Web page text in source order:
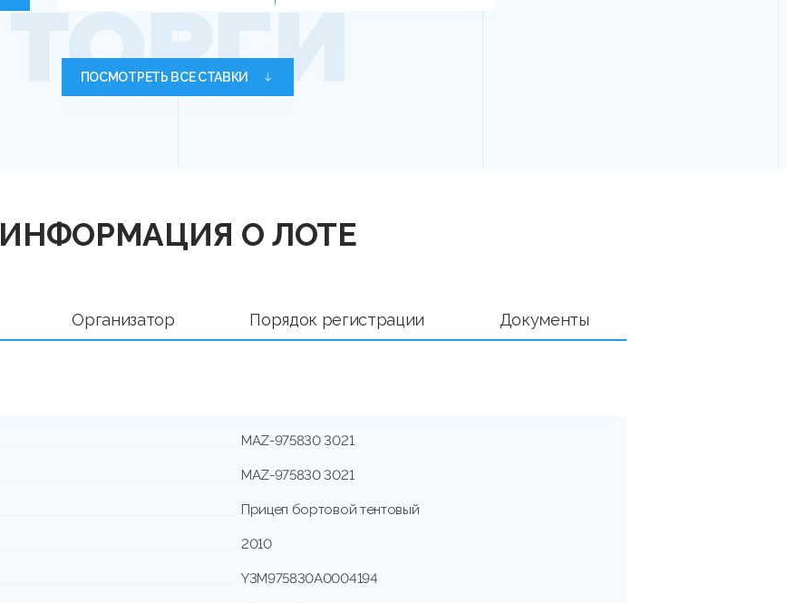
ПОСМОТРЕТЬ ВСЕ СТАВКИ
ИНФОРМАЦИЯ О ЛОТЕ
Организатор Порядок регистрации Документы
MAZ-975830 3021
MAZ-975830 3021
Прицеп бортовой тентовый
2010
Y3M975830А0004194